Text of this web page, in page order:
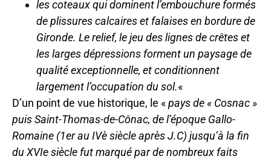
les coteaux qui dominent l’embouchure formés
de plissures calcaires et falaises en bordure de
Gironde. Le relief, le jeu des lignes de crêtes et
les larges dépressions forment un paysage de
qualité exceptionnelle, et conditionnent
largement l’occupation du sol.«
D’un point de vue historique, le «pays de « Cosnac »
puis Saint-Thomas-de-Cônac, de l’époque Gallo-
Romaine (1er au IVè siècle après J.C) jusqu’à la fin
du XVIe siècle fut marqué par de nombreux faits